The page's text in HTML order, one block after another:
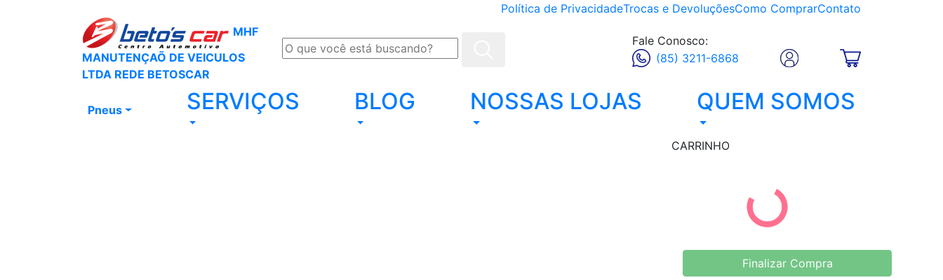
Política de PrivacidadeTrocas e DevoluçõesComo ComprarContato
MHF
MANUTENÇAÕ DE VEICULOS
LTDA REDE BETOSCAR
Fale Conosco:
(85) 3211-6868
Pneus SERVIÇOS BLOG NOSSAS LOJAS QUEM SOMOS
CARRINHO
Finalizar Compra